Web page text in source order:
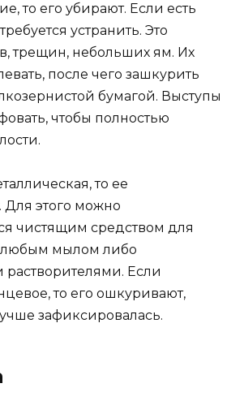
то его убирают. Если есть
устранить. Это
трещин, небольших ям. Их
после чего зашкурить
бумагой. Выступы
чтобы полностью
то ее
этого можно
чистящим средством для
любым мылом либо
Если
то его ошкуривают,
зафиксировалась.